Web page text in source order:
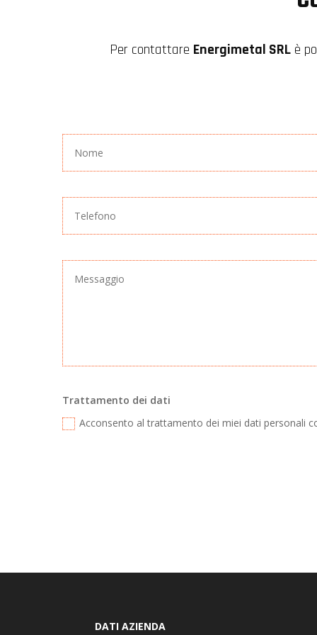
Per contattare Energimetal SRLè
Trattamento dei dati
Acconsento al trattamento dei miei dati personali
DATI AZIENDA